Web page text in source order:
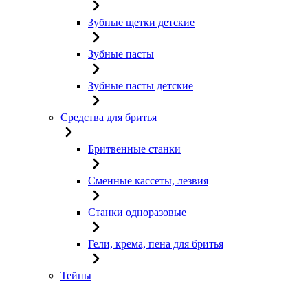
Зубные щетки детские
Зубные пасты
Зубные пасты детские
Средства для бритья
Бритвенные станки
Сменные кассеты, лезвия
Станки одноразовые
Гели, крема, пена для бритья
Тейпы